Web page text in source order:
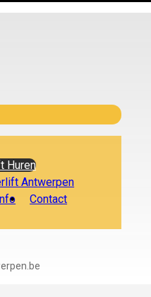
Huren
Antwerpen
Contact